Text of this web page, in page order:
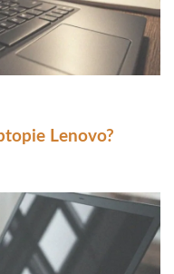
Lenovo?